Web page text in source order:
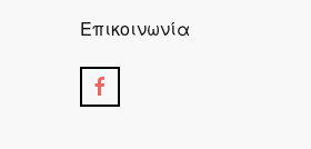
Επικοινωνία